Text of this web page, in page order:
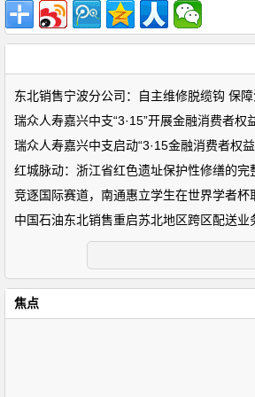
东北销售宁波分公司：自主维修脱缆钩 保
瑞众人寿嘉兴中支“3·15”开展金融消费者权
瑞众人寿嘉兴中支启动“3·15金融消费者权
红城脉动：浙江省红色遗址保护性修缮的完
竞逐国际赛道，南通惠立学生在世界学者
中国石油东北销售重启苏北地区跨区配送业
焦点